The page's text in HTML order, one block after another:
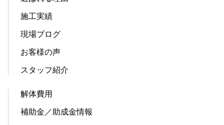
施工実績
現場ブログ
お客様の声
スタッフ紹介
解体費用
補助金／助成金情報